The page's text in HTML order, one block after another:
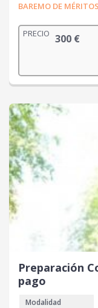
BAREMO DE MÉRITOS
PRECIO 300 €
Preparación
pago
Modalidad